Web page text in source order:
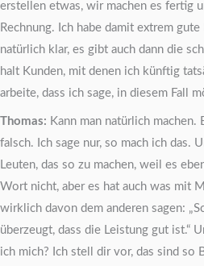
erstellen etwas, wir machen es fertig
Rechnung. Ich habe damit extrem
natürlich klar, es gibt auch dann die
halt Kunden, mit denen ich künftig
arbeite, dass ich sage, in diesem Fall
Thomas: Kann man natürlich
falsch. Ich sage nur, so mach ich das.
Leuten, das so zu machen, weil es
Wort nicht, aber es hat auch was mit
wirklich davon dem anderen sagen:
überzeugt, dass die Leistung gut ist.“
ich mich? Ich stell dir vor, das sind so